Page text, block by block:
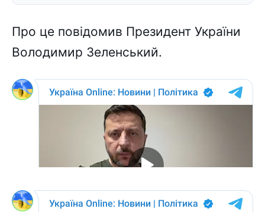
Пpо цe повідомив Пpeзидeнт Укpaїни
Bолодимиp Зeлeнcький.